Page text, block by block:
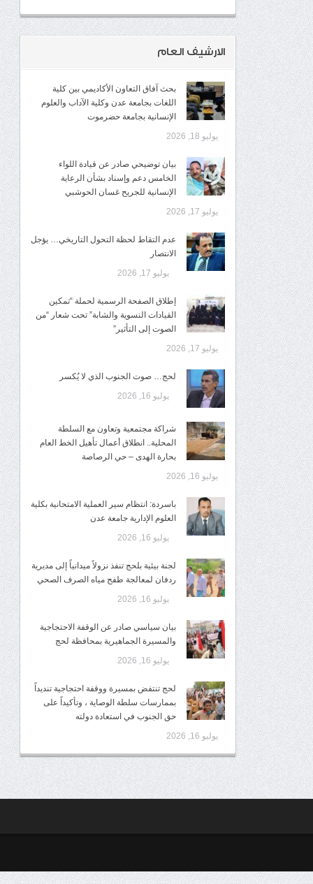
الارشيف العام
بحث آفاق التعاون الأكاديمي بين كلية
اللغات بجامعة عدن وكلية الآداب والعلوم
الإنسانية بجامعة حضرموت
يوليو 18, 2026
​بيان توضيحي صادر عن قيادة اللواء
الخامس دعم وإسناد بشأن الرعاية
الإنسانية للجريح غسان الحوشبي
يوليو 17, 2026
عدم التقاط لحظة التحول التاريخي… يؤجل
الانتصار
يوليو 17, 2026
إطلاق الصفحة الرسمية لحملة “تمكين
القيادات النسوية والشابة” تحت شعار “من
الصوت إلى التأثير”
يوليو 17, 2026
لحج… صوت الجنوب الذي لا يُكسر
يوليو 16, 2026
شراكة مجتمعية وتعاون مع السلطة
المحلية.. انطلاق أعمال تأهيل الخط العام
بحارة الهدى – حي الرصاصة
يوليو 16, 2026
باسردة: انتظام سير العملية الامتحانية بكلية
العلوم الإدارية جامعة عدن
يوليو 16, 2026
لجنة بيئية بلحج تنفذ نزولاً ميدانياً إلى مديرية
ردفان لمعالجة طفح مياه الصرف الصحي
يوليو 16, 2026
بيان سياسي صادر عن الوقفة الاحتجاجية
والمسيرة الجماهيرية بمحافظة لحج
يوليو 16, 2026
لحج تنتفض بمسيرة ووقفة احتجاجية تنديداً
بممارسات سلطة الوصاية ، وتأكيداً على
حق الجنوب في استعادة دولته
يوليو 16, 2026